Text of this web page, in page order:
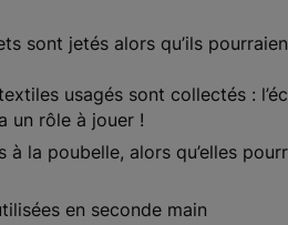
sont jetés alors qu’ils
usagés sont collectés :
un rôle à jouer !
la poubelle, alors qu’elles
en seconde main